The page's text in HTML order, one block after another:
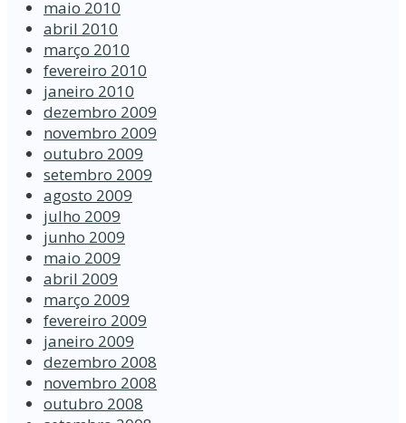
maio 2010
abril 2010
março 2010
fevereiro 2010
janeiro 2010
dezembro 2009
novembro 2009
outubro 2009
setembro 2009
agosto 2009
julho 2009
junho 2009
maio 2009
abril 2009
março 2009
fevereiro 2009
janeiro 2009
dezembro 2008
novembro 2008
outubro 2008